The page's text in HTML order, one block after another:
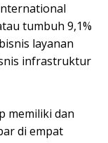
tumbuh 9,1%
layanan
infrastruktur
memiliki dan
di empat